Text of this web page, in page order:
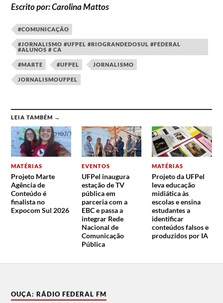
Escrito por: Carolina Mattos
#COMUNICAÇÃO
#JORNALISMO #UFPEL #RIOGRANDEDOSUL #FEDERAL
#ALUNOS # CA
#MARTE #UFPEL JORNALISMO
JORNALISMOUFPEL
LEIA TAMBÉM →
MATÉRIAS
Projeto Marte
Agência de
Conteúdo é
finalista no
Expocom Sul 2026
EVENTOS
UFPel inaugura
estação de TV
pública em
parceria com a
EBC e passa a
integrar Rede
Nacional de
Comunicação
Pública
MATÉRIAS
Projeto da UFPel
leva educação
midiática às
escolas e ensina
estudantes a
identificar
conteúdos falsos e
produzidos por IA
OUÇA: RÁDIO FEDERAL FM